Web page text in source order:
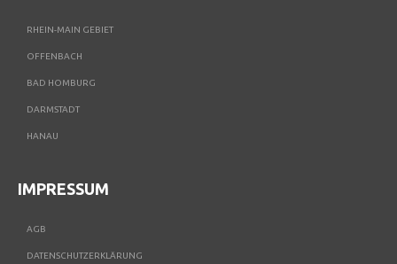
RHEIN-MAIN GEBIET
OFFENBACH
BAD HOMBURG
DARMSTADT
HANAU
IMPRESSUM
AGB
DATENSCHUTZERKLÄRUNG